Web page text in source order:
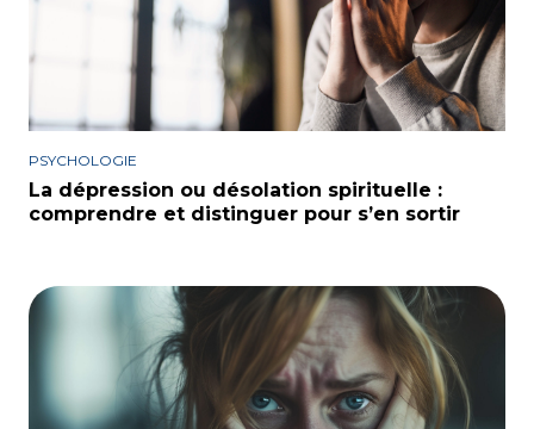
PSYCHOLOGIE
La dépression ou désolation spirituelle :
comprendre et distinguer pour s’en sortir